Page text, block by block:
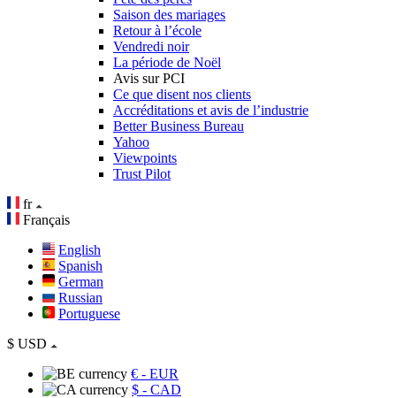
Saison des mariages
Retour à l’école
Vendredi noir
La période de Noël
Avis sur PCI
Ce que disent nos clients
Accréditations et avis de l’industrie
Better Business Bureau
Yahoo
Viewpoints
Trust Pilot
fr
Français
English
Spanish
German
Russian
Portuguese
$ USD
€ - EUR
$ - CAD